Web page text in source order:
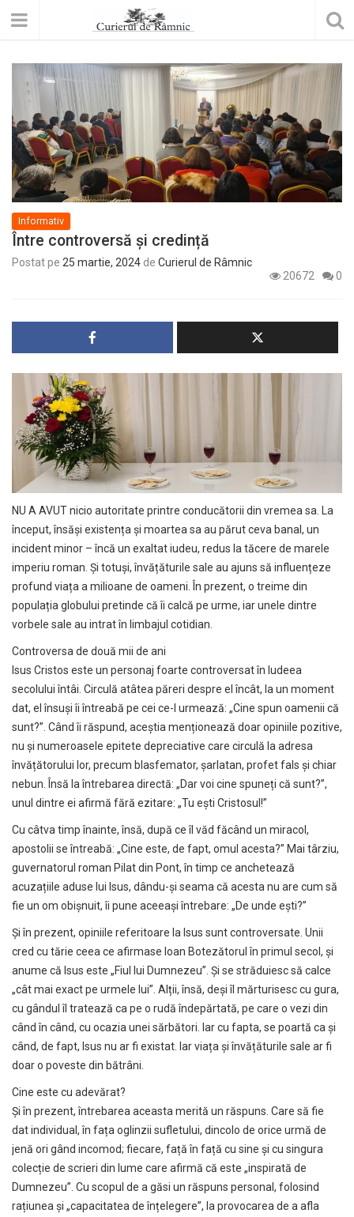
Informativ
Între controversă și credință
Postat pe 25 martie, 2024 de Curierul de Râmnic
20672
0
NU A AVUT nicio autoritate printre conducătorii din vremea sa. La
început, însăși existența și moartea sa au părut ceva banal, un
incident minor – încă un exaltat iudeu, redus la tăcere de marele
imperiu roman. Și totuși, învățăturile sale au ajuns să influențeze
profund viața a milioane de oameni. În prezent, o treime din
populația globului pretinde că îi calcă pe urme, iar unele dintre
vorbele sale au intrat în limbajul cotidian.
Controversa de două mii de ani
Isus Cristos este un personaj foarte controversat în Iudeea
secolului întâi. Circulă atâtea păreri despre el încât, la un moment
dat, el însuși îi întreabă pe cei ce-l urmează: „Cine spun oamenii că
sunt?”. Când îi răspund, aceștia menționează doar opiniile pozitive,
nu și numeroasele epitete depreciative care circulă la adresa
învățătorului lor, precum blasfemator, șarlatan, profet fals și chiar
nebun. Însă la întrebarea directă: „Dar voi cine spuneți că sunt?”,
unul dintre ei afirmă fără ezitare: „Tu ești Cristosul!”
Cu câtva timp înainte, însă, după ce îl văd făcând un miracol,
apostolii se întreabă: „Cine este, de fapt, omul acesta?” Mai târziu,
guvernatorul roman Pilat din Pont, în timp ce anchetează
acuzațiile aduse lui Isus, dându-și seama că acesta nu are cum să
fie un om obișnuit, îi pune aceeași întrebare: „De unde ești?”
Și în prezent, opiniile referitoare la Isus sunt controversate. Unii
cred cu tărie ceea ce afirmase Ioan Botezătorul în primul secol, și
anume că Isus este „Fiul lui Dumnezeu”. Și se străduiesc să calce
„cât mai exact pe urmele lui”. Alții, însă, deși îl mărturisesc cu gura,
cu gândul îl tratează ca pe o rudă îndepărtată, pe care o vezi din
când în când, cu ocazia unei sărbători. Iar cu fapta, se poartă ca și
când, de fapt, Isus nu ar fi existat. Iar viața și învățăturile sale ar fi
doar o poveste din bătrâni.
Cine este cu adevărat?
Și în prezent, întrebarea aceasta merită un răspuns. Care să fie
dat individual, în fața oglinzii sufletului, dincolo de orice urmă de
jenă ori gând incomod; fiecare, față în față cu sine și cu singura
colecție de scrieri din lume care afirmă că este „inspirată de
Dumnezeu”. Cu scopul de a găsi un răspuns personal, folosind
rațiunea și „capacitatea de înțelegere”, la provocarea de a afla